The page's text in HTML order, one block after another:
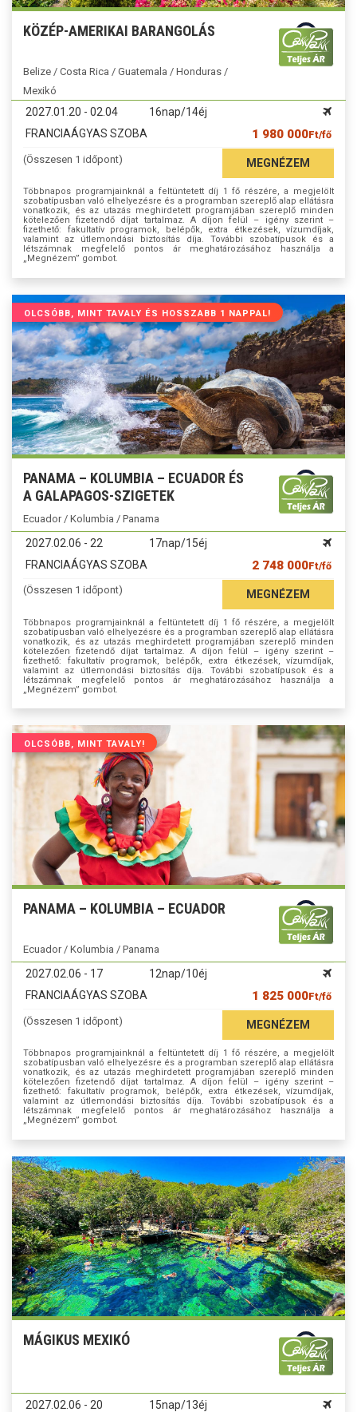
KÖZÉP-AMERIKAI BARANGOLÁS
Belize / Costa Rica / Guatemala / Honduras /
Mexikó
2027.01.20 - 02.04
16nap/14éj
FRANCIAÁGYAS SZOBA
1 980 000Ft/fő
(Összesen 1 időpont) MEGNÉZEM
Többnapos programjainknál a feltüntetett díj 1 fő részére, a megjelölt
szobatípusban való elhelyezésre és a programban szereplő alap ellátásra
vonatkozik, és az utazás meghirdetett programjában szereplő minden
kötelezően fizetendő díjat tartalmaz. A díjon felül – igény szerint –
fizethető: fakultatív programok, belépők, extra étkezések, vízumdíjak,
valamint az útlemondási biztosítás díja. További szobatípusok és a
létszámnak megfelelő pontos ár meghatározásához használja a
„Megnézem” gombot.
OLCSÓBB, MINT TAVALY ÉS HOSSZABB 1 NAPPAL!
PANAMA – KOLUMBIA – ECUADOR ÉS
A GALAPAGOS-SZIGETEK
Ecuador / Kolumbia / Panama
2027.02.06 - 22
17nap/15éj
FRANCIAÁGYAS SZOBA
2 748 000Ft/fő
(Összesen 1 időpont) MEGNÉZEM
Többnapos programjainknál a feltüntetett díj 1 fő részére, a megjelölt
szobatípusban való elhelyezésre és a programban szereplő alap ellátásra
vonatkozik, és az utazás meghirdetett programjában szereplő minden
kötelezően fizetendő díjat tartalmaz. A díjon felül – igény szerint –
fizethető: fakultatív programok, belépők, extra étkezések, vízumdíjak,
valamint az útlemondási biztosítás díja. További szobatípusok és a
létszámnak megfelelő pontos ár meghatározásához használja a
„Megnézem” gombot.
OLCSÓBB, MINT TAVALY!
PANAMA – KOLUMBIA – ECUADOR
Ecuador / Kolumbia / Panama
2027.02.06 - 17
12nap/10éj
FRANCIAÁGYAS SZOBA
1 825 000Ft/fő
(Összesen 1 időpont) MEGNÉZEM
Többnapos programjainknál a feltüntetett díj 1 fő részére, a megjelölt
szobatípusban való elhelyezésre és a programban szereplő alap ellátásra
vonatkozik, és az utazás meghirdetett programjában szereplő minden
kötelezően fizetendő díjat tartalmaz. A díjon felül – igény szerint –
fizethető: fakultatív programok, belépők, extra étkezések, vízumdíjak,
valamint az útlemondási biztosítás díja. További szobatípusok és a
létszámnak megfelelő pontos ár meghatározásához használja a
„Megnézem” gombot.
MÁGIKUS MEXIKÓ
2027.02.06 - 20
15nap/13éj